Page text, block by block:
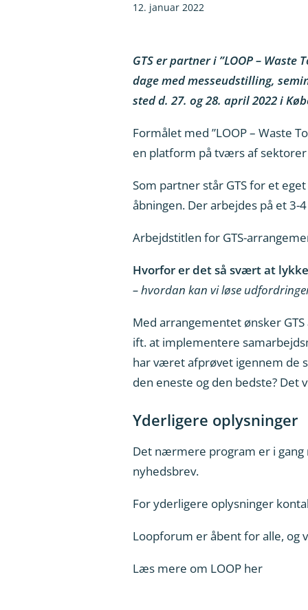
12. januar 2022
GTS er partner i ”LOOP –
dage med messeudstilling,
sted d. 27. og 28. april 2022 i
Formålet med ”LOOP – Waste
en platform på tværs af
Som partner står GTS for et
åbningen. Der arbejdes på et
Arbejdstitlen for GTS-
Hvorfor er det så svært at
– hvordan kan vi løse
Med arrangementet ønsker
ift. at implementere
har været afprøvet igennem de
den eneste og den bedste? Det
Yderligere oplysninger
Det nærmere program er i gang
nyhedsbrev.
For yderligere oplysninger
Loopforum er åbent for alle, og
Læs mere om LOOPher